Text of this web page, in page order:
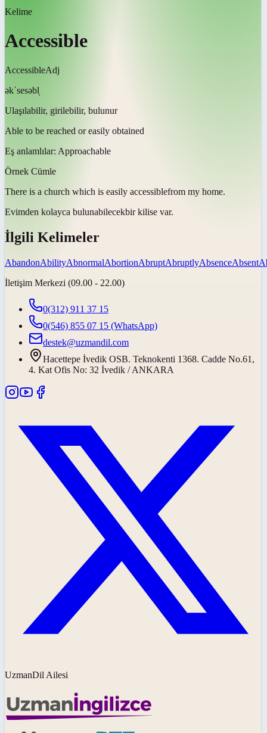
Kelime
Accessible
AccessibleAdj
əkˈsesəbl̩
Ulaşılabilir, girilebilir, bulunur
Able to be reached or easily obtained
Eş anlamlılar: Approachable
Örnek Cümle
There is a church which is easily accessiblefrom my home.
Evimden kolayca bulunabilecekbir kilise var.
İlgili Kelimeler
AbandonAbilityAbnormalAbortionAbruptAbruptlyAbsenceAbsent
İletişim Merkezi (09.00 - 22.00)
0(312) 911 37 15
0(546) 855 07 15 (WhatsApp)
destek@uzmandil.com
Hacettepe İvedik OSB. Teknokenti 1368. Cadde No.61,
4. Kat Ofis No: 32 İvedik / ANKARA
UzmanDil Ailesi